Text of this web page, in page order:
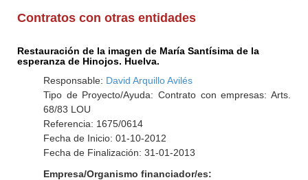
Contratos con otras entidades
Restauración de la imagen de María Santísima de la
esperanza de Hinojos. Huelva.
Responsable: David Arquillo Avilés
Tipo de Proyecto/Ayuda: Contrato con empresas: Arts.
68/83 LOU
Referencia: 1675/0614
Fecha de Inicio: 01-10-2012
Fecha de Finalización: 31-01-2013
Empresa/Organismo financiador/es: